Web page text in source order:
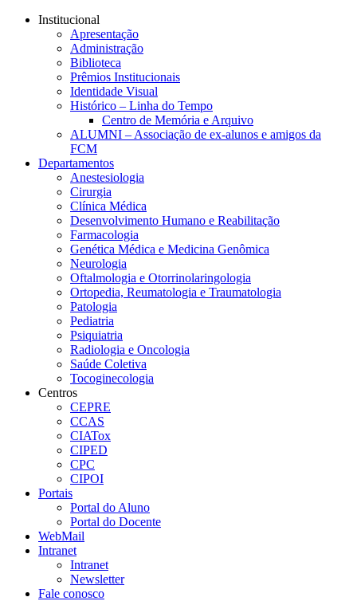
Conteúdo principal
Institucional
Apresentação
Administração
Biblioteca
Prêmios Institucionais
Identidade Visual
Histórico – Linha do Tempo
Centro de Memória e Arquivo
ALUMNI – Associação de ex-alunos e amigos da
FCM
Departamentos
Anestesiologia
Cirurgia
Clínica Médica
Desenvolvimento Humano e Reabilitação
Farmacologia
Genética Médica e Medicina Genômica
Neurologia
Oftalmologia e Otorrinolaringologia
Ortopedia, Reumatologia e Traumatologia
Patologia
Pediatria
Psiquiatria
Radiologia e Oncologia
Saúde Coletiva
Tocoginecologia
Centros
CEPRE
CCAS
CIATox
CIPED
CPC
CIPOI
Portais
Portal do Aluno
Portal do Docente
WebMail
Intranet
Intranet
Newsletter
Fale conosco